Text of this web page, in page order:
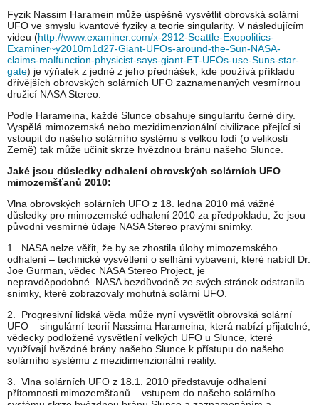
Fyzik Nassim Haramein může úspěšně vysvětlit obrovská solární
UFO ve smyslu kvantové fyziky a teorie singularity. V následujícím
videu (http://www.examiner.com/x-2912-Seattle-Exopolitics-
Examiner~y2010m1d27-Giant-UFOs-around-the-Sun-NASA-
claims-malfunction-physicist-says-giant-ET-UFOs-use-Suns-star-
gate) je výňatek z jedné z jeho přednášek, kde používá příkladu
dřívějších obrovských solárních UFO zaznamenaných vesmírnou
družicí NASA Stereo.
Podle Harameina, každé Slunce obsahuje singularitu černé díry.
Vyspělá mimozemská nebo mezidimenzionální civilizace přející si
vstoupit do našeho solárního systému s velkou lodí (o velikosti
Země) tak může učinit skrze hvězdnou bránu našeho Slunce.
Jaké jsou důsledky odhalení obrovských solárních UFO
mimozemšťanů 2010:
Vlna obrovských solárních UFO z 18. ledna 2010 má vážné
důsledky pro mimozemské odhalení 2010 za předpokladu, že jsou
původní vesmírné údaje NASA Stereo pravými snímky.
1. NASA nelze věřit, že by se zhostila úlohy mimozemského
odhalení – technické vysvětlení o selhání vybavení, které nabídl Dr.
Joe Gurman, vědec NASA Stereo Project, je
nepravděpodobné. NASA bezdůvodně ze svých stránek odstranila
snímky, které zobrazovaly mohutná solární UFO.
2. Progresivní lidská věda může nyní vysvětlit obrovská solární
UFO – singulární teorií Nassima Harameina, která nabízí přijatelné,
vědecky podložené vysvětlení velkých UFO u Slunce, které
využívají hvězdné brány našeho Slunce k přístupu do našeho
solárního systému z mezidimenzionální reality.
3. Vlna solárních UFO z 18.1. 2010 představuje odhalení
přítomnosti mimozemšťanů – vstupem do našeho solárního